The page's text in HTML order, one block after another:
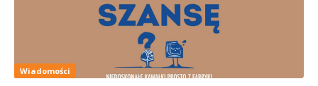
Wiadomości